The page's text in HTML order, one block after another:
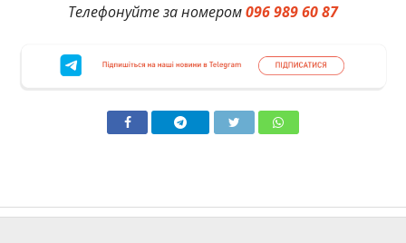
Телефонуйте за номером096 989 60 87